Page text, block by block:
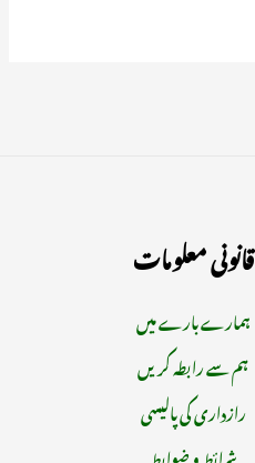
قانونی معلومات
ہمارے بارے میں
ہم سے رابطہ کریں
رازداری کی پالیسی